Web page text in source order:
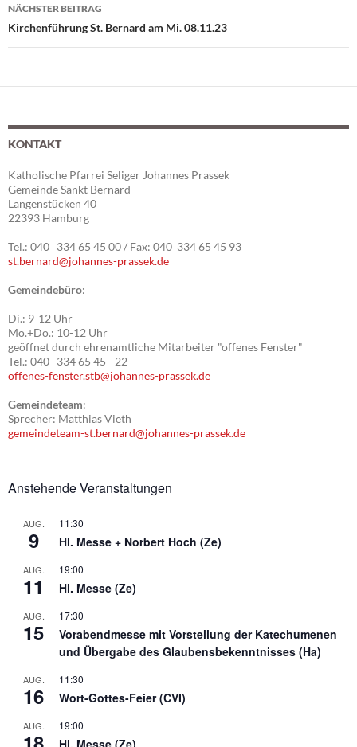
NÄCHSTER BEITRAG
Kirchenführung St. Bernard am Mi. 08.11.23
KONTAKT
Katholische Pfarrei Seliger Johannes Prassek
Gemeinde Sankt Bernard
Langenstücken 40
22393 Hamburg
Tel.: 040 334 65 45 00 / Fax: 040 334 65 45 93
st.bernard@johannes-prassek.de
Gemeindebüro:
Di.: 9-12 Uhr
Mo.+Do.: 10-12 Uhr
geöffnet durch ehrenamtliche Mitarbeiter "offenes Fenster"
Tel.: 040 334 65 45 - 22
offenes-fenster.stb@johannes-prassek.de
Gemeindeteam:
Sprecher: Matthias Vieth
gemeindeteam-st.bernard@johannes-prassek.de
Anstehende Veranstaltungen
AUG.
9
11:30
Hl. Messe + Norbert Hoch (Ze)
AUG.
11
19:00
Hl. Messe (Ze)
AUG.
15
17:30
Vorabendmesse mit Vorstellung der Katechumenen
und Übergabe des Glaubensbekenntnisses (Ha)
AUG.
16
11:30
Wort-Gottes-Feier (CVI)
AUG. 19:00